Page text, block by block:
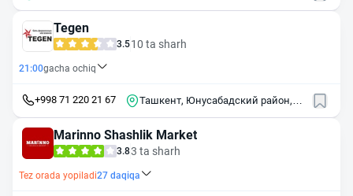
Tegen
3.510 ta sharh
21:00gacha ochiq
+998 71 220 21 67
Ташкент, Юнусабадский район,
Marinno Shashlik Market
3.83 ta sharh
Tez orada yopiladi27 daqiqa